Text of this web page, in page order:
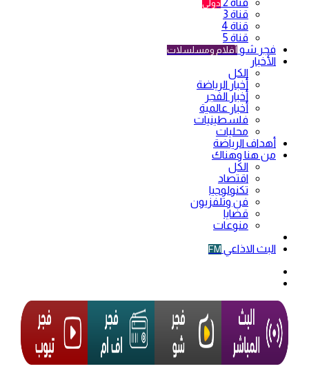
قناة 2 دولي
قناة 3
قناة 4
قناة 5
فجر شو أفلام ومسلسلات
الأخبار
الكل
أخبار الرياضة
أخبار الفجر
أخبار عالمية
فلسطينيات
محليات
أهداف الرياضة
من هنا وهناك
الكل
اقتصاد
تكنولوجيا
فن وتلفزيون
قضايا
منوعات
البث الاذاعي FM